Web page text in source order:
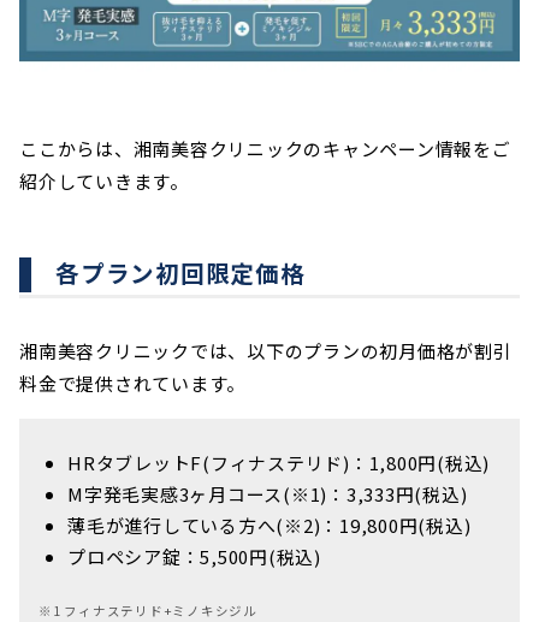
ここからは、湘南美容クリニックのキャンペーン情報をご
紹介していきます。
各プラン初回限定価格
湘南美容クリニックでは、以下のプランの初月価格が割引
料金で提供されています。
HRタブレットF(フィナステリド)：1,800円(税込)
M字発毛実感3ヶ月コース(※1)：3,333円(税込)
薄毛が進行している方へ(※2)：19,800円(税込)
プロペシア錠：5,500円(税込)
※1 フィナステリド+ミノキシジル